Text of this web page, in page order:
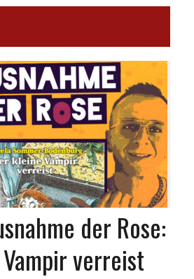
der Rose:
verreist